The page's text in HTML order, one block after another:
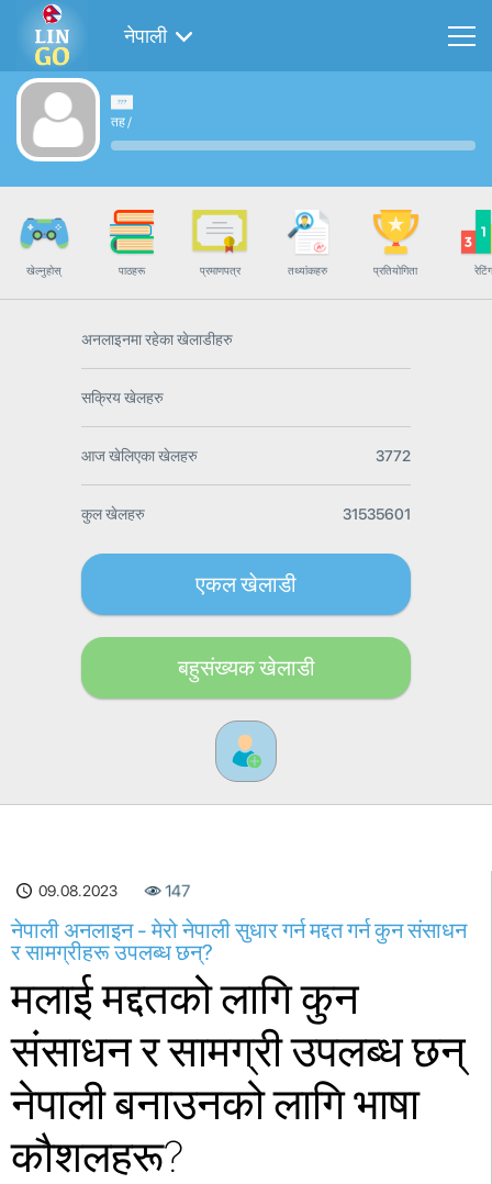
नेपाली
तह/
खेल्नुहोस् पाठहरू प्रमाणपत्र तथ्यांकहरु प्रतियोगिता रेटिंग
अनलाइनमा रहेका खेलाडीहरु
सक्रिय खेलहरु
आज खेलिएका खेलहरु 3772
कुल खेलहरु 31535601
एकल खेलाडी
बहुसंख्यक खेलाडी
09.08.2023 147
नेपाली अनलाइन - मेरो नेपाली सुधार गर्न मद्दत गर्न कुन संसाधन
र सामग्रीहरू उपलब्ध छन्?
मलाई मद्दतको लागि कुन
संसाधन र सामग्री उपलब्ध छन्
नेपाली बनाउनको लागि भाषा
कौशलहरू?